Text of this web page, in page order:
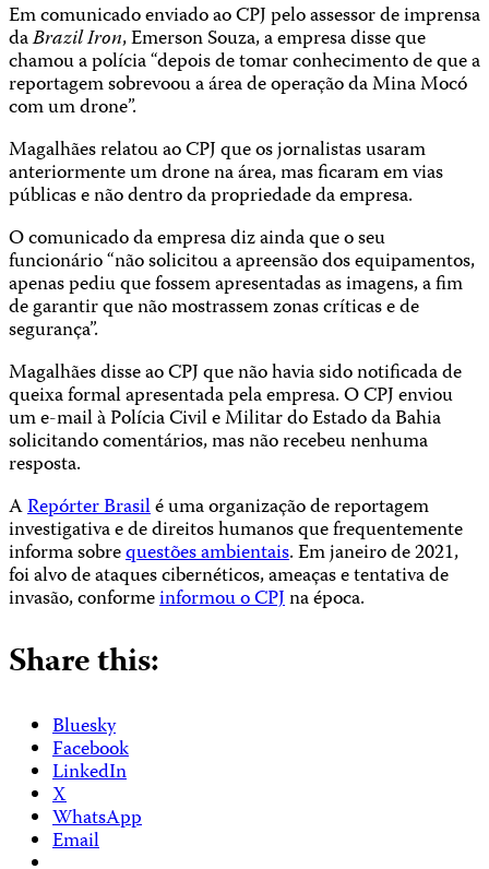
Em comunicado enviado ao CPJ pelo assessor de imprensa
daBrazil Iron, Emerson Souza, a empresa disse que
chamou a polícia “depois de tomar conhecimento de que a
reportagem sobrevoou a área de operação da Mina Mocó
com um drone”.
Magalhães relatou ao CPJ que os jornalistas usaram
anteriormente um drone na área, mas ficaram em vias
públicas e não dentro da propriedade da empresa.
O comunicado da empresa diz ainda que o seu
funcionário “não solicitou a apreensão dos equipamentos,
apenas pediu que fossem apresentadas as imagens, a fim
de garantir que não mostrassem zonas críticas e de
segurança”.
Magalhães disse ao CPJ que não havia sido notificada de
queixa formal apresentada pela empresa. O CPJ enviou
um e-mail à Polícia Civil e Militar do Estado da Bahia
solicitando comentários, mas não recebeu nenhuma
resposta.
ARepórter Brasilé uma organização de reportagem
investigativa e de direitos humanos que frequentemente
informa sobrequestões ambientais. Em janeiro de 2021,
foi alvo de ataques cibernéticos, ameaças e tentativa de
invasão, conformeinformou o CPJna época.
Share this:
Bluesky
Facebook
LinkedIn
X
WhatsApp
Email